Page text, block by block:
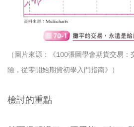
（圖片來源：《100張圖學會期貨交易
險，從零開始期貨初學入門指南》）
檢討的重點